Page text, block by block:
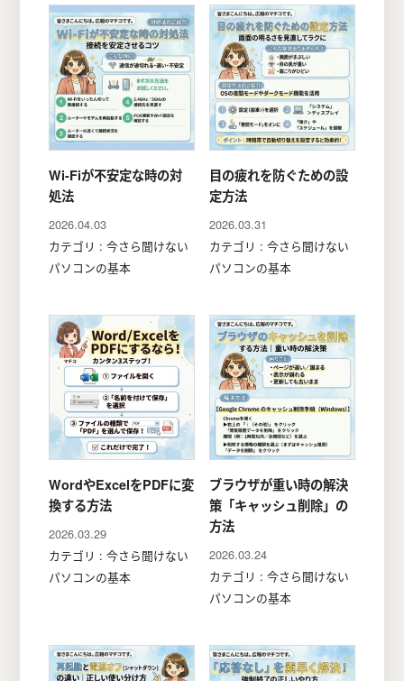
Wi-Fiが不安定な時の対
処法
2026.04.03
カテゴリ : 今さら聞けない
パソコンの基本
目の疲れを防ぐための設
定方法
2026.03.31
カテゴリ : 今さら聞けない
パソコンの基本
WordやExcelをPDFに変
換する方法
2026.03.29
カテゴリ : 今さら聞けない
パソコンの基本
ブラウザが重い時の解決
策「キャッシュ削除」の
方法
2026.03.24
カテゴリ : 今さら聞けない
パソコンの基本